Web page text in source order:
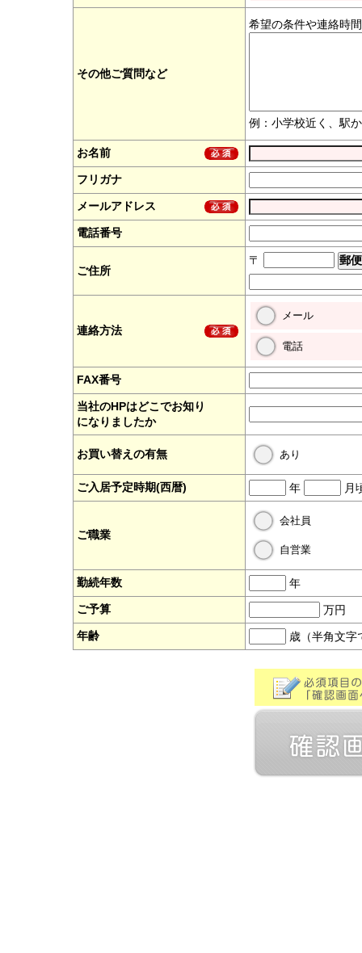
その他ご質問など
希望の条件や連絡時
例：小学校近く、駅
お名前
フリガナ
メールアドレス
電話番号
ご住所
〒
連絡方法
メール
電話
FAX番号
当社のHPはどこでお知り
になりましたか
お買い替えの有無 あり
ご入居予定時期(西暦) 年 月
ご職業
会社員
自営業
勤続年数
年
ご予算
万円
年齢
歳（半角文字